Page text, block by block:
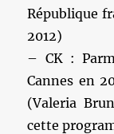
République
2012)
– CK :
Cannes en
(Valeria
cette